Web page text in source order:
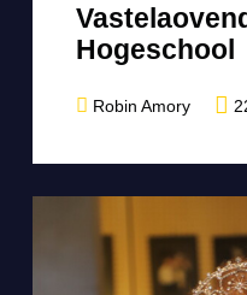
Hogeschool
Robin Amory